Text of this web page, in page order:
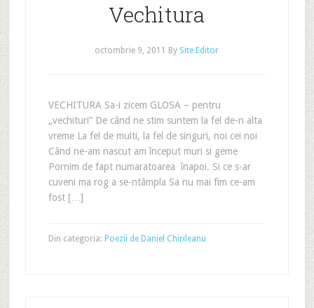
Vechitura
octombrie 9, 2011 By Site Editor
VECHITURA Sa-i zicem GLOSA – pentru
„vechituri” De când ne stim suntem la fel de-n alta
vreme La fel de multi, la fel de singuri, noi cei noi
Când ne-am nascut am început muri si geme
Pornim de fapt numaratoarea înapoi. Si ce s-ar
cuveni ma rog a se-ntâmpla Sa nu mai fim ce-am
fost […]
Din categoria: Poezii de Daniel Chirileanu